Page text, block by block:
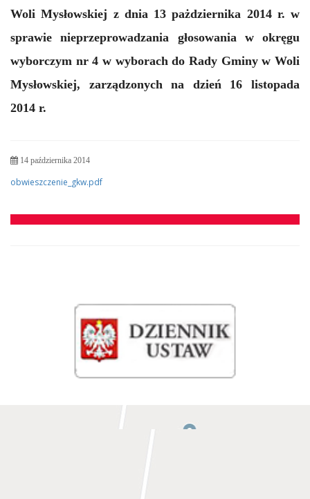
Woli Mysłowskiej z dnia 13 pażdziernika 2014 r. w
sprawie nieprzeprowadzania głosowania w okręgu
wyborczym nr 4 w wyborach do Rady Gminy w Woli
Mysłowskiej, zarządzonych na dzień 16 listopada
2014 r.
14 października 2014
obwieszczenie_gkw.pdf